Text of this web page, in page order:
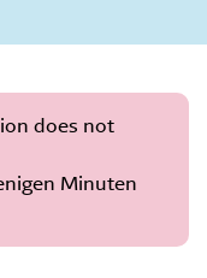
does not
Minuten